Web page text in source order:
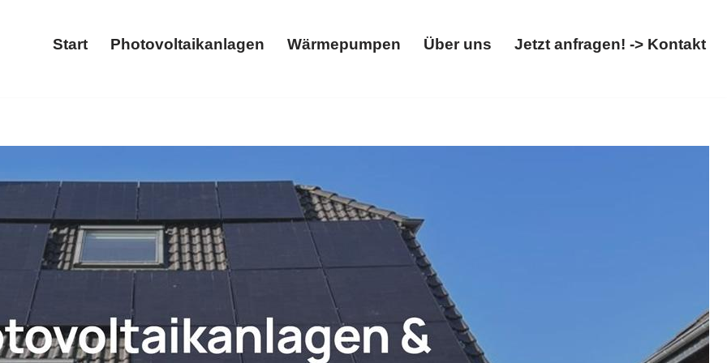
Start Photovoltaikanlagen Wärmepumpen Über uns Jetzt anfragen! -> Kontakt
Stromspeicher, Wärmepumpe, Wallbox. Sofort bei 𝐖𝐎𝐋𝐓𝐈𝐂𝐒: ✓Photovoltaikanlage,
für Möntenich, Ihr Energieexperte. Wir sind bereit, sind Sie es auch? ✉.